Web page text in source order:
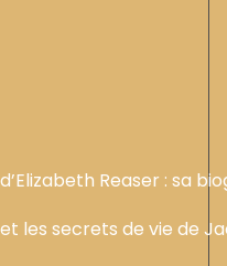
Reaser : sa
les secrets de vie de